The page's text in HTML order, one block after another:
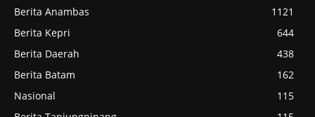
Berita Anambas
1121
Berita Kepri
644
Berita Daerah
438
Berita Batam
162
Nasional
115